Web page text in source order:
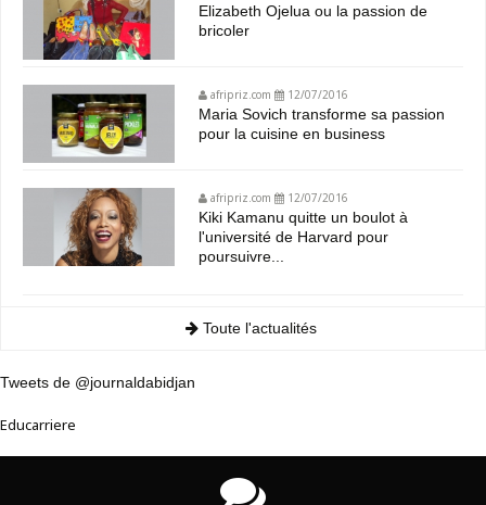
Elizabeth Ojelua ou la passion de
bricoler
afripriz.com 12/07/2016
Maria Sovich transforme sa passion
pour la cuisine en business
afripriz.com 12/07/2016
Kiki Kamanu quitte un boulot à
l'université de Harvard pour
poursuivre...
Toute l'actualités
Tweets de @journaldabidjan
Educarriere